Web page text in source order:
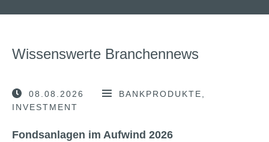
Wissenswerte Branchennews
08.08.2026
BANKPRODUKTE
INVESTMENT
Fondsanlagen im Aufwind 2026